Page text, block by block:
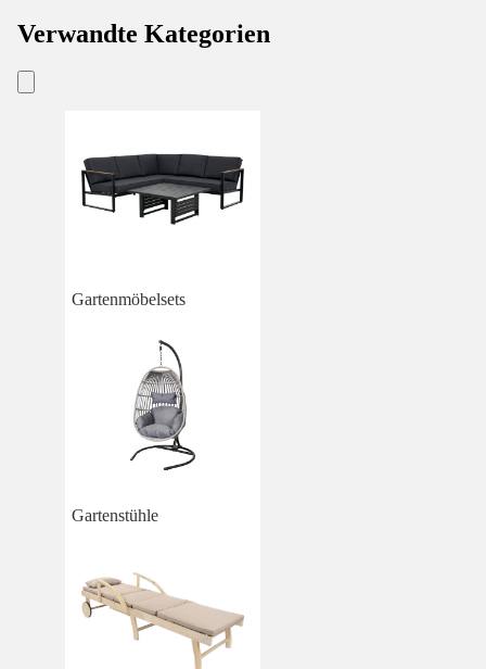
Verwandte Kategorien
Gartenmöbelsets
Gartenstühle